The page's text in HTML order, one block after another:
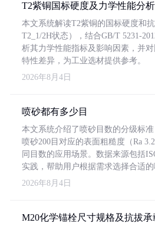
T2紫铜国标硬度及力学性能分析
本文系统解读T2紫铜的国标硬度和
T2_1/2H状态），结合GB/T 5231-
析其力学性能指标及影响因素，并
特性差异，为工业选材提供参考。
2026年8月4日
喷砂都有多少目
本文系统介绍了喷砂目数的分级标
喷砂200目对应的表面粗糙度（Ra
同目数的应用场景。数据来源包括
实践，帮助用户根据需求选择合适的
2026年8月4日
M20化学锚栓尺寸规格及抗拔